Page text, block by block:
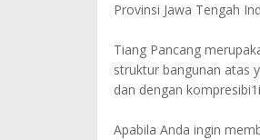
Provinsi Jawa Tengah
Tiang Pancang
struktur bangunan atas
dan dengan
Apabila Anda ingin